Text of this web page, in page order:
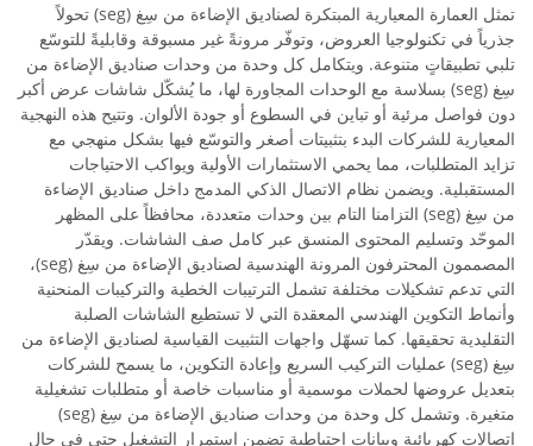
تمثل العمارة المعيارية المبتكرة لصناديق الإضاءة من سِغ (seg) تحولاً
جذرياً في تكنولوجيا العروض، وتوفّر مرونةً غير مسبوقة وقابليةً للتوسّع
تلبي تطبيقاتٍ متنوعة. ويتكامل كل وحدة من وحدات صناديق الإضاءة من
سِغ (seg) بسلاسة مع الوحدات المجاورة لها، ما يُشكّل شاشات عرض أكبر
دون فواصل مرئية أو تباين في السطوع أو جودة الألوان. وتتيح هذه النهجية
المعيارية للشركات البدء بتثبيتات أصغر والتوسّع فيها بشكل منهجي مع
تزايد المتطلبات، مما يحمي الاستثمارات الأولية ويواكب الاحتياجات
المستقبلية. ويضمن نظام الاتصال الذكي المدمج داخل صناديق الإضاءة
من سِغ (seg) التزامنا التام بين وحدات متعددة، محافظاً على المظهر
الموحّد وتسليم المحتوى المنسق عبر كامل صف الشاشات. ويقدّر
المصممون المحترفون المرونة الهندسية لصناديق الإضاءة من سِغ (seg)،
التي تدعم تشكيلات مختلفة تشمل الترتيبات الخطية والتركيبات المنحنية
وأنماط التكوين الهندسي المعقدة التي لا تستطيع الشاشات الصلبة
التقليدية تحقيقها. كما تسهّل واجهات التثبيت القياسية لصناديق الإضاءة من
سِغ (seg) عمليات التركيب السريع وإعادة التكوين، ما يسمح للشركات
بتعديل عروضها لحملات موسمية أو مناسبات خاصة أو متطلبات تشغيلية
متغيرة. وتشمل كل وحدة من وحدات صناديق الإضاءة من سِغ (seg)
اتصالات كهربائية وبيانات احتياطية تضمن استمرار التشغيل حتى في حال